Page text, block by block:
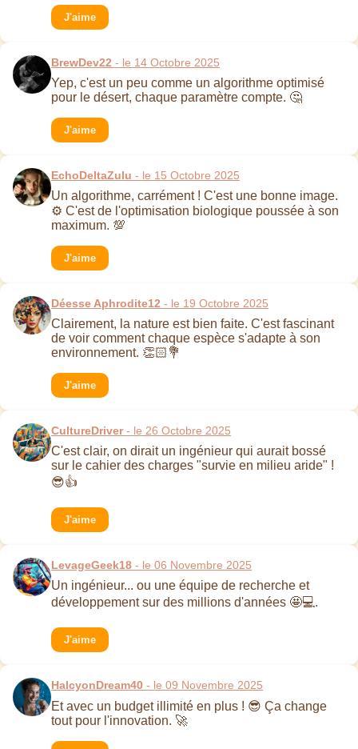
J'aime
BrewDev22 - le 14 Octobre 2025
Yep, c'est un peu comme un algorithme optimisé
pour le désert, chaque paramètre compte. 🤔
J'aime
EchoDeltaZulu - le 15 Octobre 2025
Un algorithme, carrément ! C'est une bonne image.
⚙️ C'est de l'optimisation biologique poussée à son
maximum. 💯
J'aime
Déesse Aphrodite12 - le 19 Octobre 2025
Clairement, la nature est bien faite. C'est fascinant
de voir comment chaque espèce s'adapte à son
environnement. 👏🏻💐
J'aime
CultureDriver- le 26 Octobre 2025
C'est clair, on dirait un ingénieur qui aurait bossé
sur le cahier des charges "survie en milieu aride" !
😎👍
J'aime
LevageGeek18 - le 06 Novembre 2025
Un ingénieur... ou une équipe de recherche et
développement sur des millions d'années 🤩💻.
J'aime
HalcyonDream40 - le 09 Novembre 2025
Et avec un budget illimité en plus ! 😎 Ça change
tout pour l'innovation. 🚀